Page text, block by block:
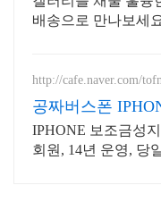
배송으로 만나보세
http://cafe.naver.com/
공짜버스폰
IPHONE 보조금성
회원, 14년 운영, 당